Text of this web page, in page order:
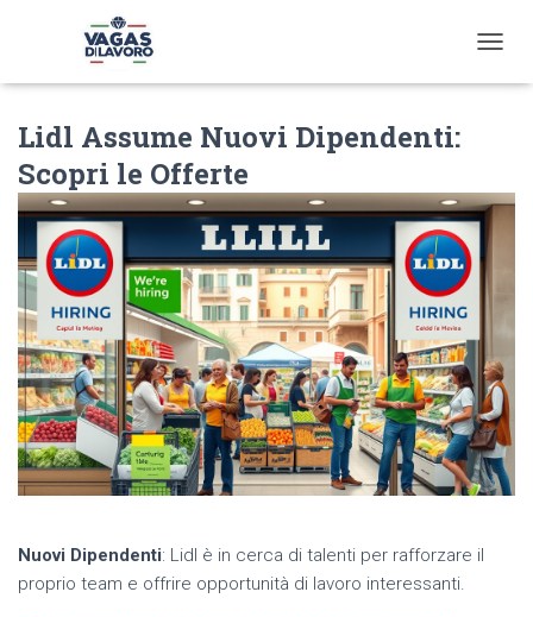
O
N
A
O
N
Lidl Assume Nuovi Dipendenti:
Scopri le Offerte
Nuovi Dipendenti: Lidl è in cerca di talenti per rafforzare il
proprio team e offrire opportunità di lavoro interessanti.